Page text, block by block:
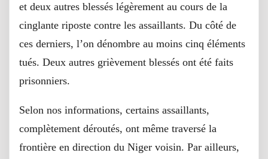
et deux autres blessés légèrement au cours de la
cinglante riposte contre les assaillants. Du côté de
ces derniers, l’on dénombre au moins cinq éléments
tués. Deux autres grièvement blessés ont été faits
prisonniers.
Selon nos informations, certains assaillants,
complètement déroutés, ont même traversé la
frontière en direction du Niger voisin. Par ailleurs,